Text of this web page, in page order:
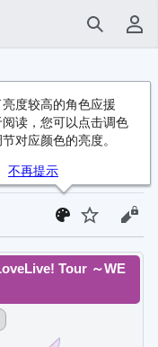
搜索 用
3rd
～
监视 查
Tour ～WE
度较高的角色应援
读，您可以点击调色
对应颜色的亮度。
不再提示